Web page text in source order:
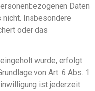
Daten
nicht. Insbesondere
oder das
wurde, erfolgt
von Art. 6 Abs. 1
ist jederzeit